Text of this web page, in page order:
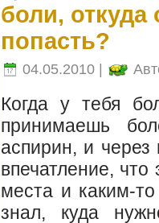
боли, откуда
попасть?
04.05.2010 |
Когда у тебя
принимаешь
аспирин, и через
впечатление,
места и каким-
знал, куда